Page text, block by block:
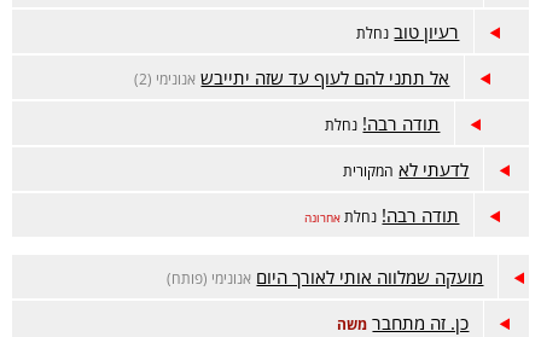
רעיון טוב נחלת
אל תתני להם לעוף עד שזה יתייבש אנונימי (2)
תודה רבה! נחלת
לדעתי לא המקורית
תודה רבה! נחלת אחרונה
מועקה שמלווה אותי לאורך היום אנונימי (פותח)
כן. זה מתחבר משה